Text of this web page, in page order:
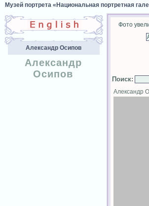
Музей портрета «Национальная портретная
Александр Осипов
Александр
Осипов
Фото
Поиск:
Александр